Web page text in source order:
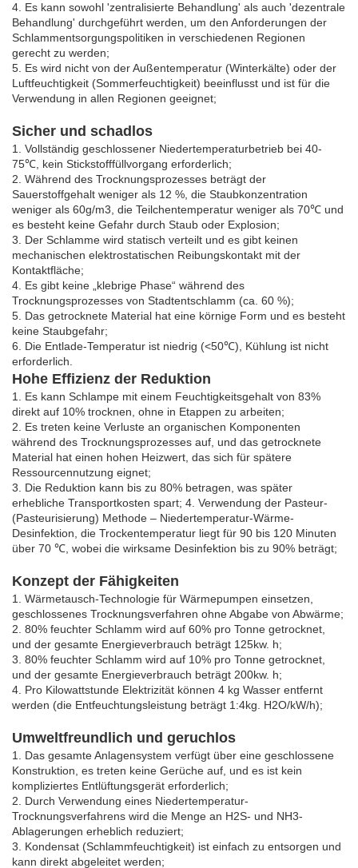
4. Es kann sowohl 'zentralisierte Behandlung' als auch 'dezentrale
Behandlung' durchgeführt werden, um den Anforderungen der
Schlammentsorgungspolitiken in verschiedenen Regionen
gerecht zu werden;
5. Es wird nicht von der Außentemperatur (Winterkälte) oder der
Luftfeuchtigkeit (Sommerfeuchtigkeit) beeinflusst und ist für die
Verwendung in allen Regionen geeignet;
Sicher und schadlos
1. Vollständig geschlossener Niedertemperaturbetrieb bei 40-
75℃, kein Stickstofffüllvorgang erforderlich;
2. Während des Trocknungsprozesses beträgt der
Sauerstoffgehalt weniger als 12 %, die Staubkonzentration
weniger als 60g/m3, die Teilchentemperatur weniger als 70℃ und
es besteht keine Gefahr durch Staub oder Explosion;
3. Der Schlamme wird statisch verteilt und es gibt keinen
mechanischen elektrostatischen Reibungskontakt mit der
Kontaktfläche;
4. Es gibt keine „klebrige Phase“ während des
Trocknungsprozesses von Stadtentschlamm (ca. 60 %);
5. Das getrocknete Material hat eine körnige Form und es besteht
keine Staubgefahr;
6. Die Entlade-Temperatur ist niedrig (<50℃), Kühlung ist nicht
erforderlich.
Hohe Effizienz der Reduktion
1. Es kann Schlampe mit einem Feuchtigkeitsgehalt von 83%
direkt auf 10% trocknen, ohne in Etappen zu arbeiten;
2. Es treten keine Verluste an organischen Komponenten
während des Trocknungsprozesses auf, und das getrocknete
Material hat einen hohen Heizwert, das sich für spätere
Ressourcennutzung eignet;
3. Die Reduktion kann bis zu 80% betragen, was später
erhebliche Transportkosten spart; 4. Verwendung der Pasteur-
(Pasteurisierung) Methode – Niedertemperatur-Wärme-
Desinfektion, die Trockentemperatur liegt für 90 bis 120 Minuten
über 70 ℃, wobei die wirksame Desinfektion bis zu 90% beträgt;
Konzept der Fähigkeiten
1. Wärmetausch-Technologie für Wärmepumpen einsetzen,
geschlossenes Trocknungsverfahren ohne Abgabe von Abwärme;
2. 80% feuchter Schlamm wird auf 60% pro Tonne getrocknet,
und der gesamte Energieverbrauch beträgt 125kw. h;
3. 80% feuchter Schlamm wird auf 10% pro Tonne getrocknet,
und der gesamte Energieverbrauch beträgt 200kw. h;
4. Pro Kilowattstunde Elektrizität können 4 kg Wasser entfernt
werden (die Entfeuchtungsleistung beträgt 1:4kg. H2O/kW/h);
Umweltfreundlich und geruchlos
1. Das gesamte Anlagensystem verfügt über eine geschlossene
Konstruktion, es treten keine Gerüche auf, und es ist kein
kompliziertes Entlüftungsgerät erforderlich;
2. Durch Verwendung eines Niedertemperatur-
Trocknungsverfahrens wird die Menge an H2S- und NH3-
Ablagerungen erheblich reduziert;
3. Kondensat (Schlammfeuchtigkeit) ist einfach zu entsorgen und
kann direkt abgeleitet werden;